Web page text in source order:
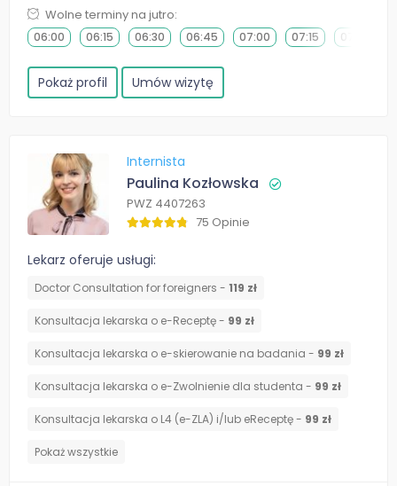
Wolne terminy na jutro:
06:00 06:15 06:30 06:45 07:00 07:15 07:30
Pokaż profil Umów wizytę
Internista
Paulina Kozłowska
PWZ 4407263
75 Opinie
Lekarz oferuje usługi:
Doctor Consultation for foreigners - 119 zł
Konsultacja lekarska o e-Receptę - 99 zł
Konsultacja lekarska o e-skierowanie na badania - 99 zł
Konsultacja lekarska o e-Zwolnienie dla studenta - 99 zł
Konsultacja lekarska o L4 (e-ZLA) i/lub eReceptę - 99 zł
Pokaż wszystkie